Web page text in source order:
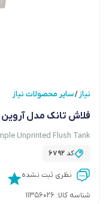
نیاز /سایر محصولات نیاز
فلاش تانک مدل
Unprinted Flush Tank
کد6792
نظری ثبت نشده
شناسه کالا: 11356026